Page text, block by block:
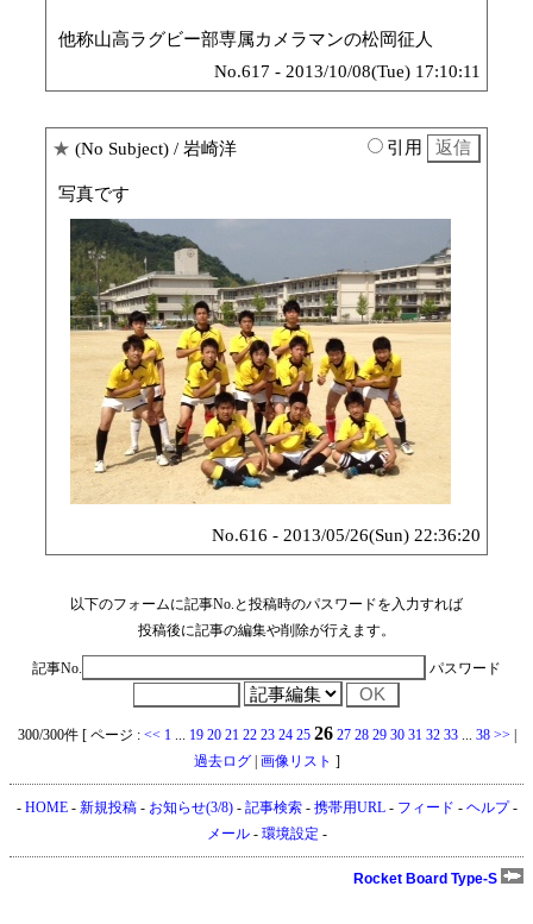
他称山高ラグビー部専属カメラマンの松岡征人
No.617 - 2013/10/08(Tue) 17:10:11
★ (No Subject) / 岩崎洋 引用
写真です
No.616 - 2013/05/26(Sun) 22:36:20
以下のフォームに記事No.と投稿時のパスワードを入力すれば
投稿後に記事の編集や削除が行えます。
記事No. パスワード
300/300件 [ ページ : << 1... 19 20 21 22 23 24 25 26 27 28 29 30 31 32 33... 38 >>
過去ログ| 画像リスト ]
- HOME- 新規投稿- お知らせ(3/8)- 記事検索- 携帯用URL- フィード - ヘルプ-
メール- 環境設定 -
Rocket Board Type-S